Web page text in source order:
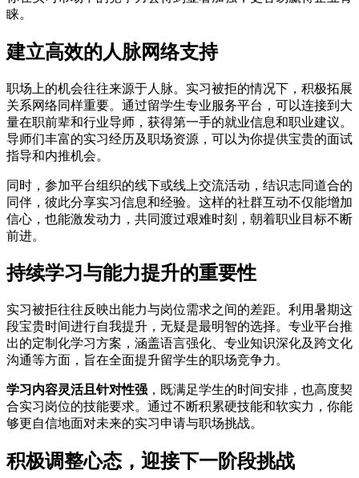
睐。
建立高效的人脉网络支持
职场上的机会往往来源于人脉。实习被拒的情况下，积极拓展
关系网络同样重要。通过留学生专业服务平台，可以连接到大
量在职前辈和行业导师，获得第一手的就业信息和职业建议。
导师们丰富的实习经历及职场资源，可以为你提供宝贵的面试
指导和内推机会。
同时，参加平台组织的线下或线上交流活动，结识志同道合的
同伴，彼此分享实习信息和经验。这样的社群互动不仅能增加
信心，也能激发动力，共同渡过艰难时刻，朝着职业目标不断
前进。
持续学习与能力提升的重要性
实习被拒往往反映出能力与岗位需求之间的差距。利用暑期这
段宝贵时间进行自我提升，无疑是最明智的选择。专业平台推
出的定制化学习方案，涵盖语言强化、专业知识深化及跨文化
沟通等方面，旨在全面提升留学生的职场竞争力。
学习内容灵活且针对性强 ，既满足学生的时间安排，也高度契
合实习岗位的技能要求。通过不断积累硬技能和软实力，你能
够更自信地面对未来的实习申请与职场挑战。
积极调整心态，迎接下一阶段挑战